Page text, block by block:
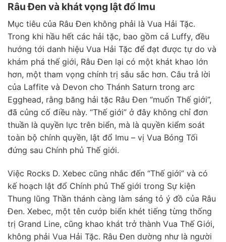
Râu Đen và khát vọng lật đổ Imu
Mục tiêu của Râu Đen không phải là Vua Hải Tặc.
Trong khi hầu hết các hải tặc, bao gồm cả Luffy, đều
hướng tới danh hiệu Vua Hải Tặc để đạt được tự do và
khám phá thế giới, Râu Đen lại có một khát khao lớn
hơn, một tham vọng chính trị sâu sắc hơn. Câu trả lời
của Laffite và Devon cho Thánh Saturn trong arc
Egghead, rằng băng hải tặc Râu Đen “muốn Thế giới”,
đã củng cố điều này. “Thế giới” ở đây không chỉ đơn
thuần là quyền lực trên biển, mà là quyền kiểm soát
toàn bộ chính quyền, lật đổ Imu – vị Vua Bóng Tối
đứng sau Chính phủ Thế giới.
Việc Rocks D. Xebec cũng nhắc đến “Thế giới” và có
kế hoạch lật đổ Chính phủ Thế giới trong Sự kiện
Thung lũng Thần thánh càng làm sáng tỏ ý đồ của Râu
Đen. Xebec, một tên cướp biển khét tiếng từng thống
trị Grand Line, cũng khao khát trở thành Vua Thế Giới,
không phải Vua Hải Tặc. Râu Đen dường như là người